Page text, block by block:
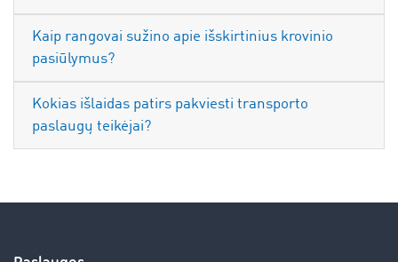
Kaip rangovai sužino apie išskirtinius krovinio
pasiūlymus?
Kokias išlaidas patirs pakviesti transporto
paslaugų teikėjai?